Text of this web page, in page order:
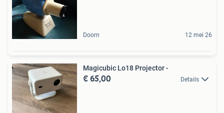
Doorn 12 mei 26
Magicubic Lo18 Projector -
€ 65,00 Details